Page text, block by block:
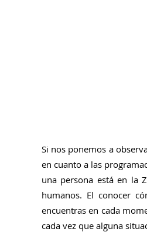
Si nos ponemos a
en cuanto a las
una persona está en la
humanos. El conocer
encuentras en cada
cada vez que alguna